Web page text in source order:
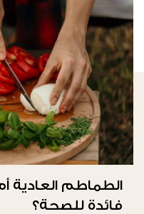
الطماطم العادية
فائدة للصحة؟